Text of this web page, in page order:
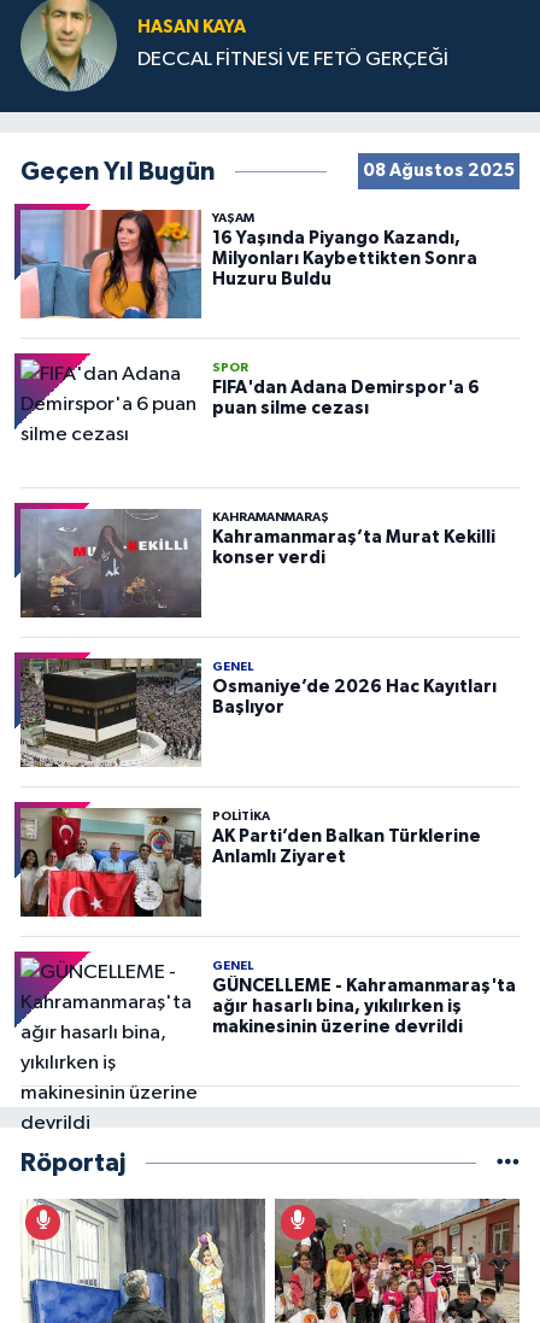
HASAN KAYA
DECCAL FİTNESİ VE FETÖ GERÇEĞİ
Geçen Yıl Bugün 08 Ağustos 2025
YAŞAM
16 Yaşında Piyango Kazandı,
Milyonları Kaybettikten Sonra
Huzuru Buldu
SPOR
FIFA'dan Adana Demirspor'a 6
puan silme cezası
KAHRAMANMARAŞ
Kahramanmaraş’ta Murat Kekilli
konser verdi
GENEL
Osmaniye’de 2026 Hac Kayıtları
Başlıyor
POLITIKA
AK Parti’den Balkan Türklerine
Anlamlı Ziyaret
GENEL
GÜNCELLEME - Kahramanmaraş'ta
ağır hasarlı bina, yıkılırken iş
makinesinin üzerine devrildi
Röportaj